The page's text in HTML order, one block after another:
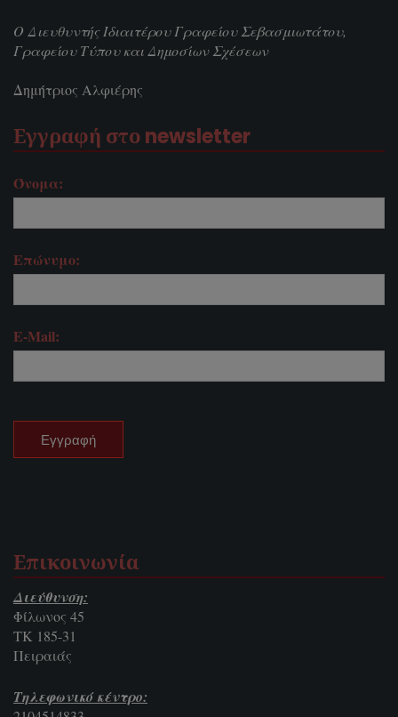
Ο Διευθυντής Ιδιαιτέρου Γραφείου Σεβασμιωτάτου,
Γραφείου Τύπου και Δημοσίων Σχέσεων
Δημήτριος Αλφιέρης
Εγγραφή στο newsletter
Όνομα:
Επώνυμο:
E-Mail:
Επικοινωνία
Διεύθυνση:
Φίλωνος 45
ΤΚ 185-31
Πειραιάς
Τηλεφωνικό κέντρο: